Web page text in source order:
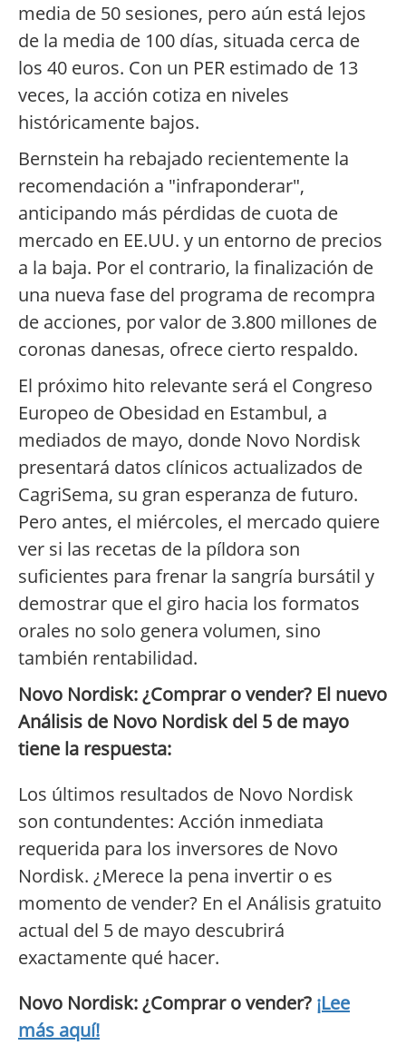
media de 50 sesiones, pero aún está lejos
de la media de 100 días, situada cerca de
los 40 euros. Con un PER estimado de 13
veces, la acción cotiza en niveles
históricamente bajos.
Bernstein ha rebajado recientemente la
recomendación a "infraponderar",
anticipando más pérdidas de cuota de
mercado en EE.UU. y un entorno de precios
a la baja. Por el contrario, la finalización de
una nueva fase del programa de recompra
de acciones, por valor de 3.800 millones de
coronas danesas, ofrece cierto respaldo.
El próximo hito relevante será el Congreso
Europeo de Obesidad en Estambul, a
mediados de mayo, donde Novo Nordisk
presentará datos clínicos actualizados de
CagriSema, su gran esperanza de futuro.
Pero antes, el miércoles, el mercado quiere
ver si las recetas de la píldora son
suficientes para frenar la sangría bursátil y
demostrar que el giro hacia los formatos
orales no solo genera volumen, sino
también rentabilidad.
Novo Nordisk: ¿Comprar o vender? El nuevo
Análisis de Novo Nordisk del 5 de mayo
tiene la respuesta:
Los últimos resultados de Novo Nordisk
son contundentes: Acción inmediata
requerida para los inversores de Novo
Nordisk. ¿Merece la pena invertir o es
momento de vender? En el Análisis gratuito
actual del 5 de mayo descubrirá
exactamente qué hacer.
Novo Nordisk: ¿Comprar o vender? ¡Lee
más aquí!